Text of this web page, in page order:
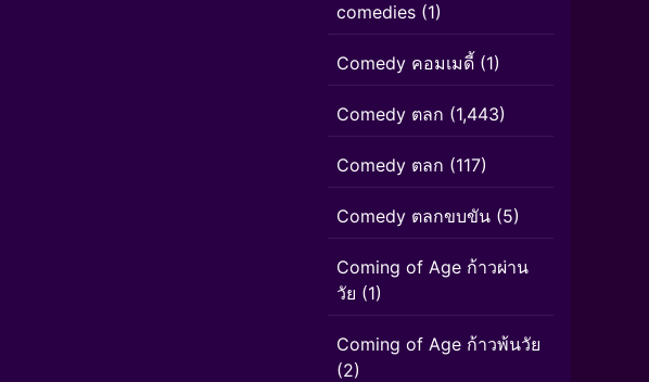
comedies (1)
Comedy คอมเมดี้ (1)
Comedy ตลก (1,443)
Comedy ตลก (117)
Comedy ตลกขบขัน (5)
Coming of Age ก้าวผ่าน
วัย (1)
Coming of Age ก้าวพ้นวัย
(2)